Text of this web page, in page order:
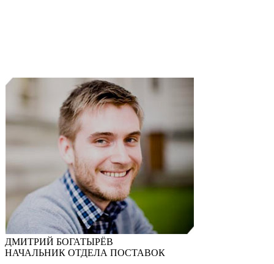
ДМИТРИЙ БОГАТЫРЁВ
НАЧАЛЬНИК ОТДЕЛА ПОСТАВОК